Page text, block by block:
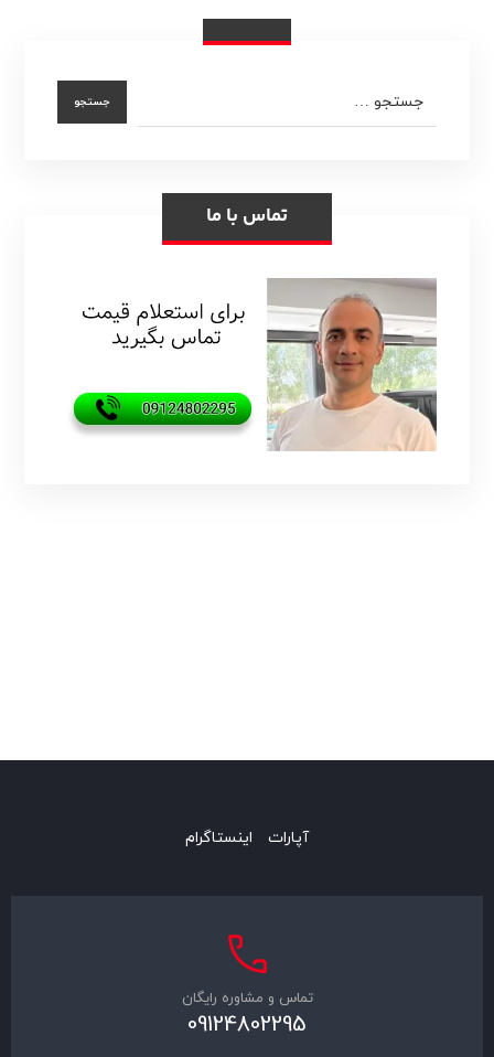
تماس با ما
آپارات اینستاگرام
تماس و مشاوره رایگان
09124802295